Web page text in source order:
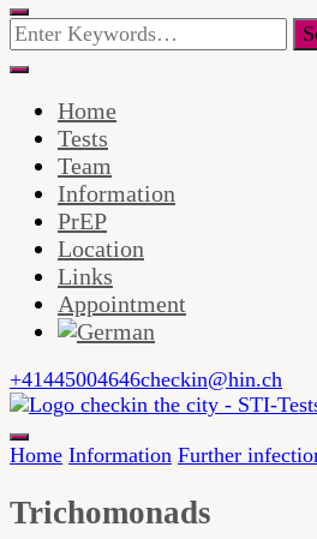
Looking
for
Something?
Home
Tests
Team
Information
PrEP
Location
Links
Appointment
+41445004646checkin@hin.ch
checkin in
checkin in the city ist eine
Infektionen, PEP, PrEP und
Home Information Further
Trichomonads